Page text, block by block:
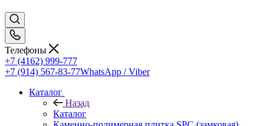
Телефоны
+7 (4162) 999-777
+7 (914) 567-83-77WhatsApp / Viber
Каталог
Назад
Каталог